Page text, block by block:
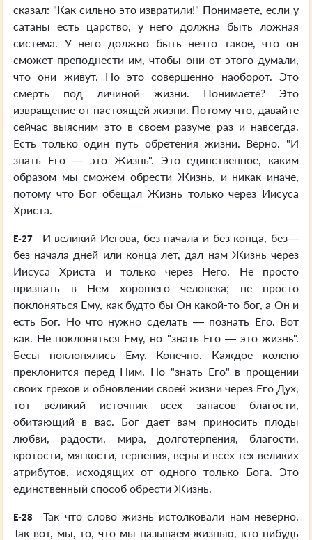
сказал: "Как сильно это извратили!" Понимаете, если у
сатаны есть царство, у него должна быть ложная
система. У него должно быть нечто такое, что он
сможет преподнести им, чтобы они от этого думали,
что они живут. Но это совершенно наоборот. Это
смерть под личиной жизни. Понимаете? Это
извращение от настоящей жизни. Потому что, давайте
сейчас выясним это в своем разуме раз и навсегда.
Есть только один путь обретения жизни. Верно. "И
знать Его — это Жизнь". Это единственное, каким
образом мы сможем обрести Жизнь, и никак иначе,
потому что Бог обещал Жизнь только через Иисуса
Христа.
E-27
И великий Иегова, без начала и без конца, без—
без начала дней или конца лет, дал нам Жизнь через
Иисуса Христа и только через Него. Не просто
признать в Нем хорошего человека; не просто
поклоняться Ему, как будто бы Он какой-то бог, а Он и
есть Бог. Но что нужно сделать — познать Его. Вот
как. Не поклоняться Ему, но "знать Его — это жизнь".
Бесы поклонялись Ему. Конечно. Каждое колено
преклонится перед Ним. Но "знать Его" в прощении
своих грехов и обновлении своей жизни через Его Дух,
тот великий источник всех запасов благости,
обитающий в вас. Бог дает вам приносить плоды
любви, радости, мира, долготерпения, благости,
кротости, мягкости, терпения, веры и всех тех великих
атрибутов, исходящих от одного только Бога. Это
единственный способ обрести Жизнь.
E-28
Так что слово жизнь истолковали нам неверно.
Так вот, мы, то, что мы называем жизнью, кто-нибудь